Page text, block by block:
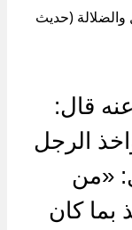
(حديث
قال:
الرجل
«من
بما كان